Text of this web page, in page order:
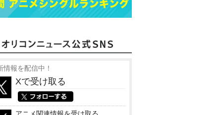
情報を配信中！
Xで受け取る